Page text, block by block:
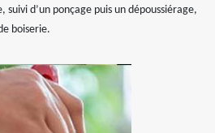
suivi d’un ponçage puis un dépoussiérage,
boiserie.